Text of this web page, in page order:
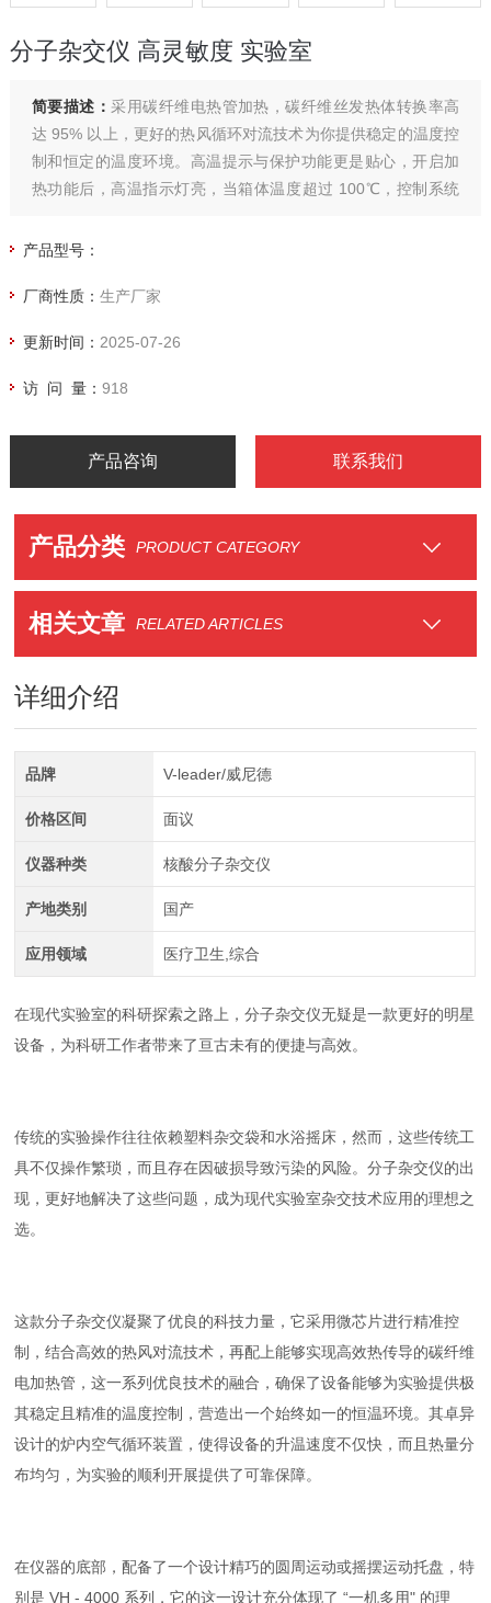
分子杂交仪 高灵敏度 实验室
简要描述： 采用碳纤维电热管加热，碳纤维丝发热体转换率高
达 95% 以上，更好的热风循环对流技术为你提供稳定的温度控
制和恒定的温度环境。高温提示与保护功能更是贴心，开启加
热功能后，高温指示灯亮，当箱体温度超过 100℃，控制系统
产品型号：
厂商性质： 生产厂家
更新时间： 2025-07-26
访 问 量： 918
产品咨询 联系我们
产品分类 PRODUCT CATEGORY
相关文章 RELATED ARTICLES
详细介绍
品牌 V-leader/威尼德
价格区间 面议
仪器种类 核酸分子杂交仪
产地类别 国产
应用领域 医疗卫生,综合
在现代实验室的科研探索之路上，分子杂交仪无疑是一款更好的明星
设备，为科研工作者带来了亘古未有的便捷与高效。
传统的实验操作往往依赖塑料杂交袋和水浴摇床，然而，这些传统工
具不仅操作繁琐，而且存在因破损导致污染的风险。分子杂交仪的出
现，更好地解决了这些问题，成为现代实验室杂交技术应用的理想之
选。
这款分子杂交仪凝聚了优良的科技力量，它采用微芯片进行精准控
制，结合高效的热风对流技术，再配上能够实现高效热传导的碳纤维
电加热管，这一系列优良技术的融合，确保了设备能够为实验提供极
其稳定且精准的温度控制，营造出一个始终如一的恒温环境。其卓异
设计的炉内空气循环装置，使得设备的升温速度不仅快，而且热量分
布均匀，为实验的顺利开展提供了可靠保障。
在仪器的底部，配备了一个设计精巧的圆周运动或摇摆运动托盘，特
别是 VH - 4000 系列，它的这一设计充分体现了 “一机多用" 的理